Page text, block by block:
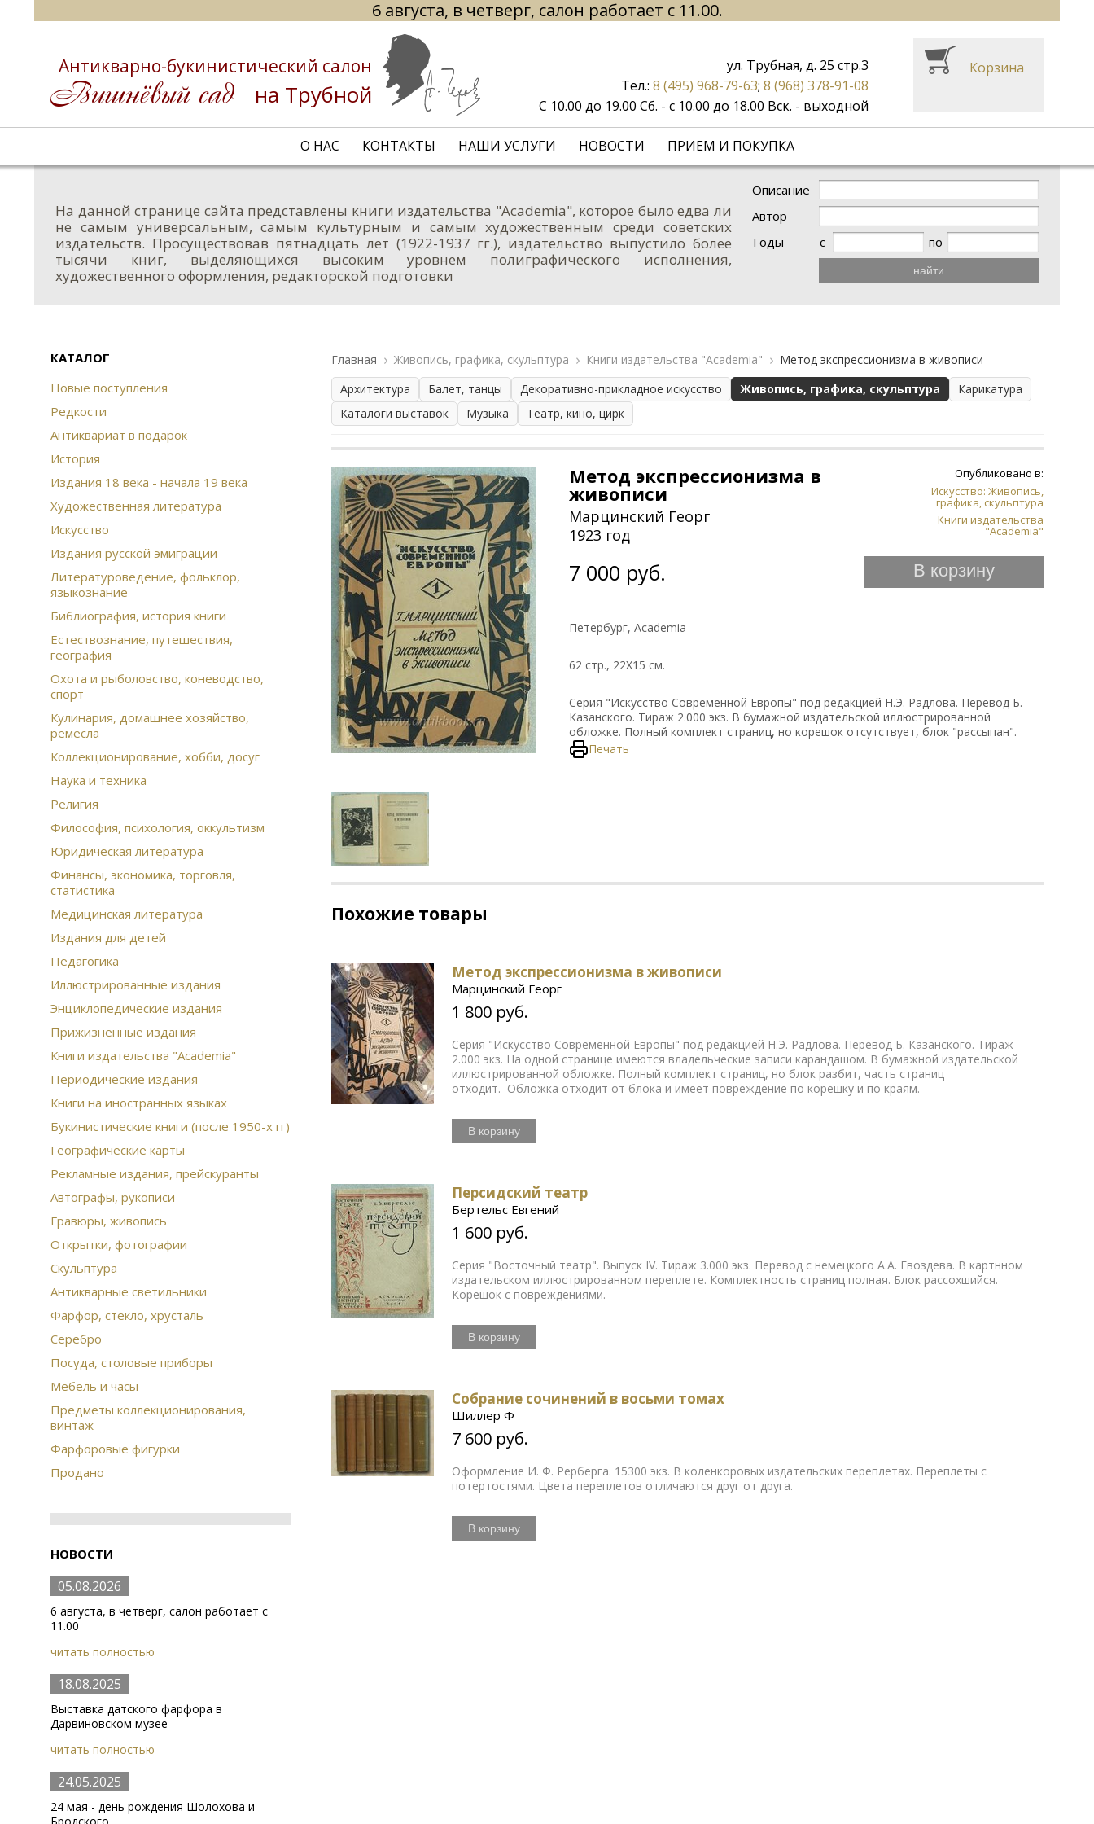
6 августа, в четверг, салон работает с 11.00.
Антикварно-букинистический салон
на Трубной
О НАС КОНТАКТЫ НАШИ УСЛУГИ НОВОСТИ ПРИЕМ И ПОКУПКА
ул. Трубная, д. 25 стр.3
Тел.: 8 (495) 968-79-63; 8 (968) 378-91-08
С 10.00 до 19.00 Сб. - с 10.00 до 18.00 Вск. - выходной
Корзина
Описание
Автор
Годы
с по
найти
На данной странице сайта представлены книги издательства "Academia", которое было едва ли
не самым универсальным, самым культурным и самым художественным среди советских
издательств. Просуществовав пятнадцать лет (1922-1937 гг.), издательство выпустило более
тысячи книг, выделяющихся высоким уровнем полиграфического исполнения,
художественного оформления, редакторской подготовки
КАТАЛОГ
Новые поступления
Редкости
Антиквариат в подарок
История
Издания 18 века - начала 19 века
Художественная литература
Искусство
Издания русской эмиграции
Литературоведение, фольклор,
языкознание
Библиография, история книги
Естествознание, путешествия,
география
Охота и рыболовство, коневодство,
спорт
Кулинария, домашнее хозяйство,
ремесла
Коллекционирование, хобби, досуг
Наука и техника
Религия
Философия, психология, оккультизм
Юридическая литература
Финансы, экономика, торговля,
статистика
Медицинская литература
Издания для детей
Педагогика
Иллюстрированные издания
Энциклопедические издания
Прижизненные издания
Книги издательства "Academia"
Периодические издания
Книги на иностранных языках
Букинистические книги (после 1950-х гг)
Географические карты
Рекламные издания, прейскуранты
Автографы, рукописи
Гравюры, живопись
Открытки, фотографии
Скульптура
Антикварные светильники
Фарфор, стекло, хрусталь
Серебро
Посуда, столовые приборы
Мебель и часы
Предметы коллекционирования,
винтаж
Фарфоровые фигурки
Продано
НОВОСТИ
05.08.2026
6 августа, в четверг, салон работает с
11.00
читать полностью
18.08.2025
Выставка датского фарфора в
Дарвиновском музее
читать полностью
24.05.2025
24 мая - день рождения Шолохова и
Главная Живопись, графика, скульптура Книги издательства "Academia"
Метод экспрессионизма в живописи
Архитектура
Балет, танцы Декоративно-прикладное искусство Живопись, графика, скульптура
Карикатура
Каталоги выставок
Музыка Театр, кино, цирк
Опубликовано в:
Искусство: Живопись,
графика, скульптура
Книги издательства
"Academia"
Метод экспрессионизма в
живописи
Марцинский Георг
1923 год
7 000 руб. В корзину
Петербург, Academia
62 cтр., 22Х15 см.
Серия "Искусство Современной Европы" под редакцией Н.Э. Радлова. Перевод Б.
Казанского. Тираж 2.000 экз. В бумажной издательской иллюстрированной
обложке. Полный комплект страниц, но корешок отсутствует, блок "рассыпан".
Печать
Похожие товары
Метод экспрессионизма в живописи
Марцинский Георг
1 800 руб.
Серия "Искусство Современной Европы" под редакцией Н.Э. Радлова. Перевод Б. Казанского. Тираж
2.000 экз. На одной странице имеются владельческие записи карандашом. В бумажной издательской
иллюстрированной обложке. Полный комплект страниц, но блок разбит, часть страниц
отходит. Обложка отходит от блока и имеет повреждение по корешку и по краям.
В корзину
Персидский театр
Бертельс Евгений
1 600 руб.
Серия "Восточный театр". Выпуск IV. Тираж 3.000 экз. Перевод с немецкого А.А. Гвоздева. В картнном
издательском иллюстрированном переплете. Комплектность страниц полная. Блок рассохшийся.
Корешок с повреждениями.
В корзину
Собрание сочинений в восьми томах
Шиллер Ф
7 600 руб.
Оформление И. Ф. Рерберга. 15300 экз. В коленкоровых издательских переплетах. Переплеты с
потертостями. Цвета переплетов отличаются друг от друга.
В корзину